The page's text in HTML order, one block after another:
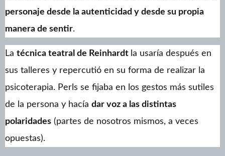
personaje desde la autenticidad y desde su propia
manera de sentir.
La técnica teatral de Reinhardt la usaría después en
sus talleres y repercutió en su forma de realizar la
psicoterapia. Perls se fijaba en los gestos más sutiles
de la persona y hacía dar voz a las distintas
polaridades (partes de nosotros mismos, a veces
opuestas).